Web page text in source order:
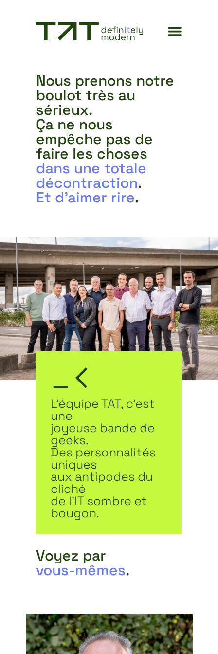
Nous prenons notre
boulot très au
sérieux.
Ça ne nous
empêche pas de
faire les choses
dans une totale
décontraction.
Et d’aimer rire.
Voyez par
vous-mêmes.
L’équipe TAT, c’est
une
joyeuse bande de
geeks.
Des personnalités
uniques
aux antipodes du
cliché
de l’IT sombre et
bougon.